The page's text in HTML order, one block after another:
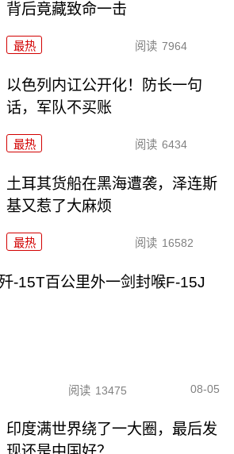
背后竟藏致命一击
最热 阅读 7964
以色列内讧公开化！防长一句
话，军队不买账
最热 阅读 6434
土耳其货船在黑海遭袭，泽连斯
基又惹了大麻烦
最热 阅读 16582
-15T百公里外一剑封喉F-15J
阅读 13475 08-05
印度满世界绕了一大圈，最后发